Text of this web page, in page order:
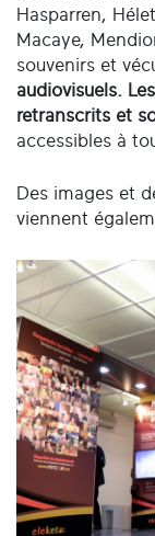
Hasparren,
Macaye,
souvenirs et
audiovisuels.
retranscrits et
accessibles à
Des images et
viennent